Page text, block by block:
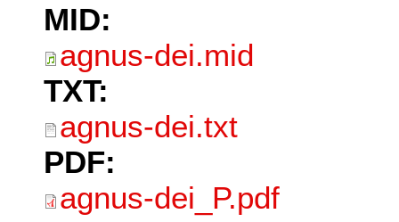
MID:
agnus-dei.mid
TXT:
agnus-dei.txt
PDF:
agnus-dei_P.pdf